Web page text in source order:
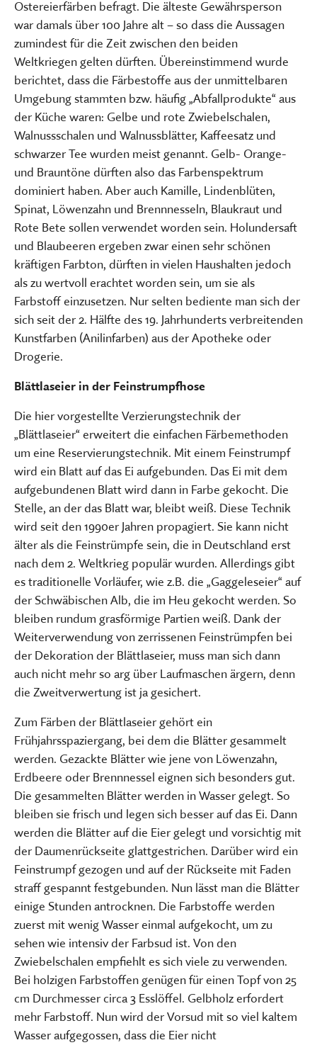
Ostereierfärben befragt. Die älteste Gewährsperson
war damals über 100 Jahre alt – so dass die Aussagen
zumindest für die Zeit zwischen den beiden
Weltkriegen gelten dürften. Übereinstimmend wurde
berichtet, dass die Färbestoffe aus der unmittelbaren
Umgebung stammten bzw. häufig „Abfallprodukte“ aus
der Küche waren: Gelbe und rote Zwiebelschalen,
Walnussschalen und Walnussblätter, Kaffeesatz und
schwarzer Tee wurden meist genannt. Gelb- Orange-
und Brauntöne dürften also das Farbenspektrum
dominiert haben. Aber auch Kamille, Lindenblüten,
Spinat, Löwenzahn und Brennnesseln, Blaukraut und
Rote Bete sollen verwendet worden sein. Holundersaft
und Blaubeeren ergeben zwar einen sehr schönen
kräftigen Farbton, dürften in vielen Haushalten jedoch
als zu wertvoll erachtet worden sein, um sie als
Farbstoff einzusetzen. Nur selten bediente man sich der
sich seit der 2. Hälfte des 19. Jahrhunderts verbreitenden
Kunstfarben (Anilinfarben) aus der Apotheke oder
Drogerie.
Blättlaseier in der Feinstrumpfhose
Die hier vorgestellte Verzierungstechnik der
„Blättlaseier“ erweitert die einfachen Färbemethoden
um eine Reservierungstechnik. Mit einem Feinstrumpf
wird ein Blatt auf das Ei aufgebunden. Das Ei mit dem
aufgebundenen Blatt wird dann in Farbe gekocht. Die
Stelle, an der das Blatt war, bleibt weiß. Diese Technik
wird seit den 1990er Jahren propagiert. Sie kann nicht
älter als die Feinstrümpfe sein, die in Deutschland erst
nach dem 2. Weltkrieg populär wurden. Allerdings gibt
es traditionelle Vorläufer, wie z.B. die „Gaggeleseier“ auf
der Schwäbischen Alb, die im Heu gekocht werden. So
bleiben rundum grasförmige Partien weiß. Dank der
Weiterverwendung von zerrissenen Feinstrümpfen bei
der Dekoration der Blättlaseier, muss man sich dann
auch nicht mehr so arg über Laufmaschen ärgern, denn
die Zweitverwertung ist ja gesichert.
Zum Färben der Blättlaseier gehört ein
Frühjahrsspaziergang, bei dem die Blätter gesammelt
werden. Gezackte Blätter wie jene von Löwenzahn,
Erdbeere oder Brennnessel eignen sich besonders gut.
Die gesammelten Blätter werden in Wasser gelegt. So
bleiben sie frisch und legen sich besser auf das Ei. Dann
werden die Blätter auf die Eier gelegt und vorsichtig mit
der Daumenrückseite glattgestrichen. Darüber wird ein
Feinstrumpf gezogen und auf der Rückseite mit Faden
straff gespannt festgebunden. Nun lässt man die Blätter
einige Stunden antrocknen. Die Farbstoffe werden
zuerst mit wenig Wasser einmal aufgekocht, um zu
sehen wie intensiv der Farbsud ist. Von den
Zwiebelschalen empfiehlt es sich viele zu verwenden.
Bei holzigen Farbstoffen genügen für einen Topf von 25
cm Durchmesser circa 3 Esslöffel. Gelbholz erfordert
mehr Farbstoff. Nun wird der Vorsud mit so viel kaltem
Wasser aufgegossen, dass die Eier nicht